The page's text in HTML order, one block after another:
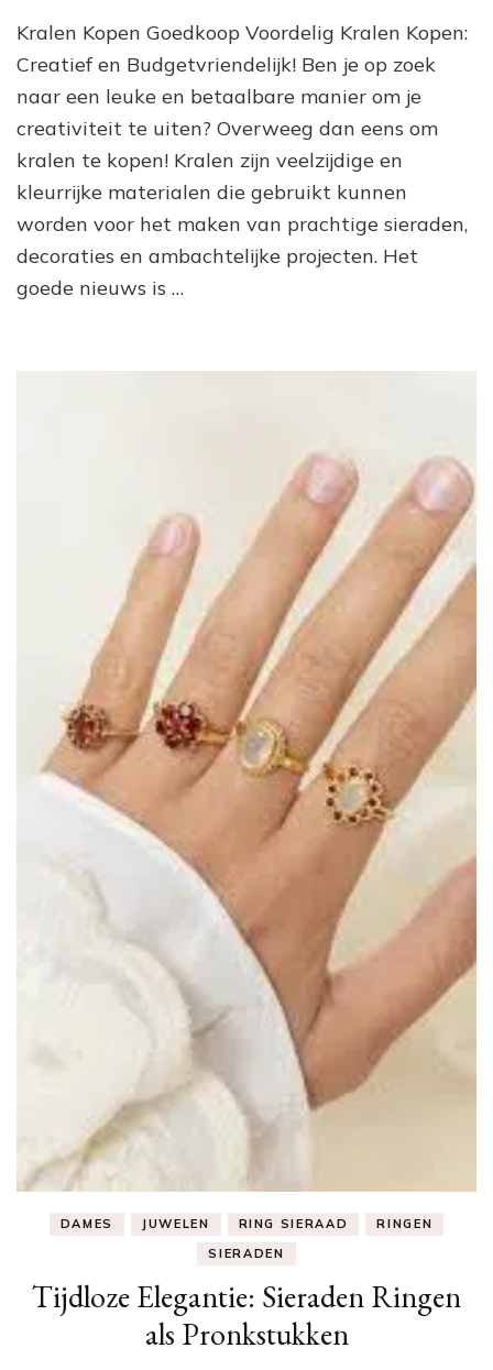
Kralen
Kopen:
Creatief
en
Budgetvriendelijk!
Kralen Kopen Goedkoop Voordelig Kralen Kopen:
Creatief en Budgetvriendelijk! Ben je op zoek
naar een leuke en betaalbare manier om je
creativiteit te uiten? Overweeg dan eens om
kralen te kopen! Kralen zijn veelzijdige en
kleurrijke materialen die gebruikt kunnen
worden voor het maken van prachtige sieraden,
decoraties en ambachtelijke projecten. Het
goede nieuws is …
DAMES JUWELEN RING SIERAAD
RINGEN
SIERADEN
Tijdloze Elegantie: Sieraden Ringen
als Pronkstukken